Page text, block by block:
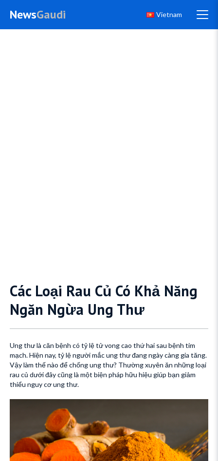
NewsGaudi Vietnam
Các Loại Rau Củ Có Khả Năng
Ngăn Ngừa Ung Thư
Ung thư là căn bệnh có tỷ lệ tử vong cao thứ hai sau bệnh tim
mạch. Hiện nay, tỷ lệ người mắc ung thư đang ngày càng gia tăng.
Vậy làm thế nào để chống ung thư? Thường xuyên ăn những loại
rau củ dưới đây cũng là một biện pháp hữu hiệu giúp bạn giảm
thiểu nguy cơ ung thư.